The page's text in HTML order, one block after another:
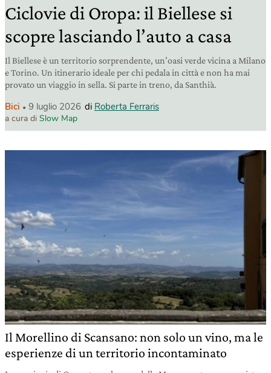
Ciclovie di Oropa: il Biellese si
scopre lasciando l’auto a casa
Il Biellese è un territorio sorprendente, un’oasi verde vicina a Milano
e Torino. Un itinerario ideale per chi pedala in città e non ha mai
provato un viaggio in sella. Si parte in treno, da Santhià.
Bici 9 luglio 2026 di Roberta Ferraris
a cura di Slow Map
Il Morellino di Scansano: non solo un vino, ma le
esperienze di un territorio incontaminato